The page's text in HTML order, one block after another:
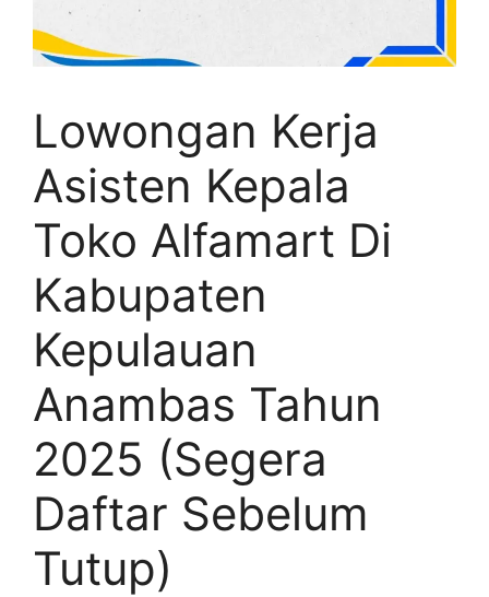
Lowongan Kerja
Asisten Kepala
Toko Alfamart Di
Kabupaten
Kepulauan
Anambas Tahun
2025 (Segera
Daftar Sebelum
Tutup)